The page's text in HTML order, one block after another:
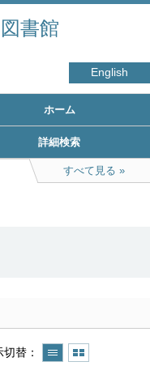
書館
English
ホーム
詳細検索
すべて見る
切替